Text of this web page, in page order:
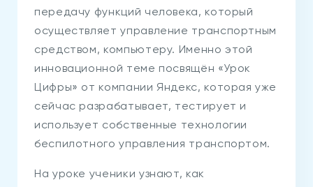
передачу функций человека, который
осуществляет управление транспортным
средством, компьютеру. Именно этой
инновационной теме посвящён «Урок
Цифры» от компании Яндекс, которая уже
сейчас разрабатывает, тестирует и
использует собственные технологии
беспилотного управления транспортом.
На уроке ученики узнают, как